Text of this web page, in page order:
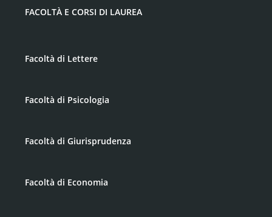
FACOLTÀ E CORSI DI LAUREA
Facoltà di Lettere
Facoltà di Psicologia
Facoltà di Giurisprudenza
Facoltà di Economia